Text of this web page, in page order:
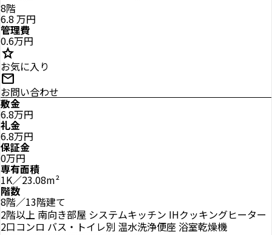
8階
6.8 万円
管理費
0.6万円
star
お気に入り
mail
お問い合わせ
敷金
6.8万円
礼金
6.8万円
保証金
0万円
専有面積
1K／23.08m²
階数
8階／13階建て
2階以上 南向き部屋 システムキッチン IHクッキングヒーター
2口コンロ バス・トイレ別 温水洗浄便座 浴室乾燥機